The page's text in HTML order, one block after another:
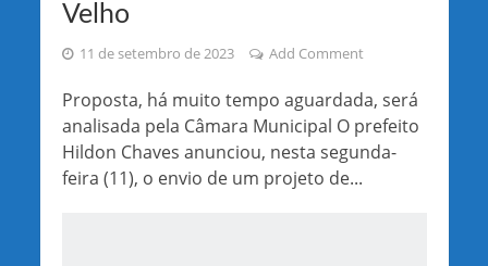
Velho
11 de setembro de 2023 Add Comment
Proposta, há muito tempo aguardada, será
analisada pela Câmara Municipal O prefeito
Hildon Chaves anunciou, nesta segunda-
feira (11), o envio de um projeto de...